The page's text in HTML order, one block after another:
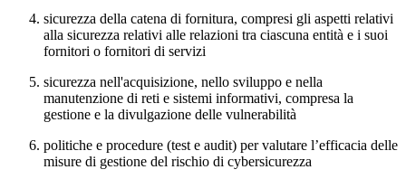
sicurezza della catena di fornitura, compresi gli aspetti relativi
alla sicurezza relativi alle relazioni tra ciascuna entità e i suoi
fornitori o fornitori di servizi
sicurezza nell'acquisizione, nello sviluppo e nella
manutenzione di reti e sistemi informativi, compresa la
gestione e la divulgazione delle vulnerabilità
politiche e procedure (test e audit) per valutare l’efficacia delle
misure di gestione del rischio di cybersicurezza